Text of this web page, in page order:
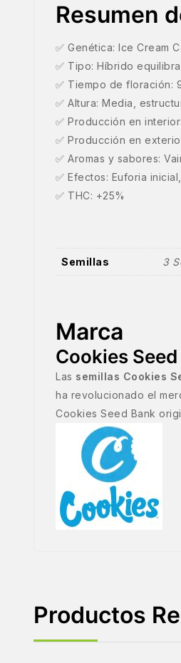
Resumen
✅ Genética: Ice Cream
✅ Tipo: Híbrido
✅ Tiempo de floración:
✅ Altura: Media,
✅ Producción en
✅ Producción en
✅ Aromas y sabores:
✅ Efectos: Euforia
✅ THC: +25%
Semillas 3
Marca
Cookies
Las semillas Cookies
ha revolucionado el
Cookies Seed Bank
Productos